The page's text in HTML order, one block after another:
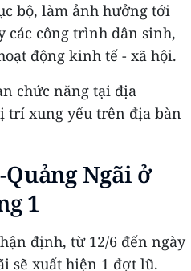
bộ, làm ảnh hưởng tới
các công trình dân sinh,
động kinh tế - xã hội.
chức năng tại địa
trí xung yếu trên địa bàn
Ngãi ở
1
định, từ 12/6 đến ngày
sẽ xuất hiện 1 đợt lũ.